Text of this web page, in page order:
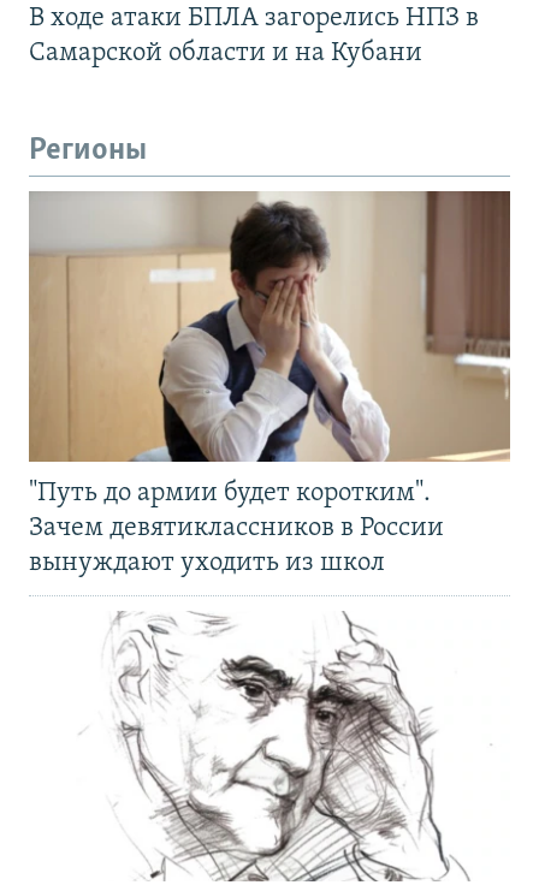
В ходе атаки БПЛА загорелись НПЗ в
Самарской области и на Кубани
Регионы
"Путь до армии будет коротким".
Зачем девятиклассников в России
вынуждают уходить из школ